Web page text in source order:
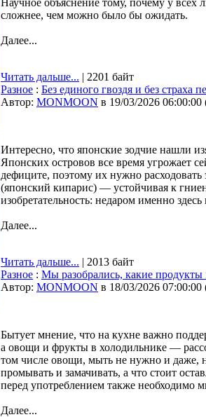
Научное объяснение тому, почему у всех
сложнее, чем можно было бы ожидать.
Далее...
Читать дальше... | 2201 байт
Разное : Без единого гвоздя и без страха
Автор: MONMOON в 19/03/2026 06:00:00
Интересно, что японские зодчие нашли
Японских островов все время угрожает
дефиците, поэтому их нужно
(японский кипарис) — устойчивая к
изобретательность: недаром именно
Далее...
Читать дальше... | 2013 байт
Разное : Мы разобрались, какие
Автор: MONMOON в 18/03/2026 07:00:00
Бытует мнение, что на кухне важно
а овощи и фрукты в холодильнике —
том числе овощи, мыть не нужно и даже,
промывать и замачивать, а что стоит
перед употреблением также необходимо
Далее...